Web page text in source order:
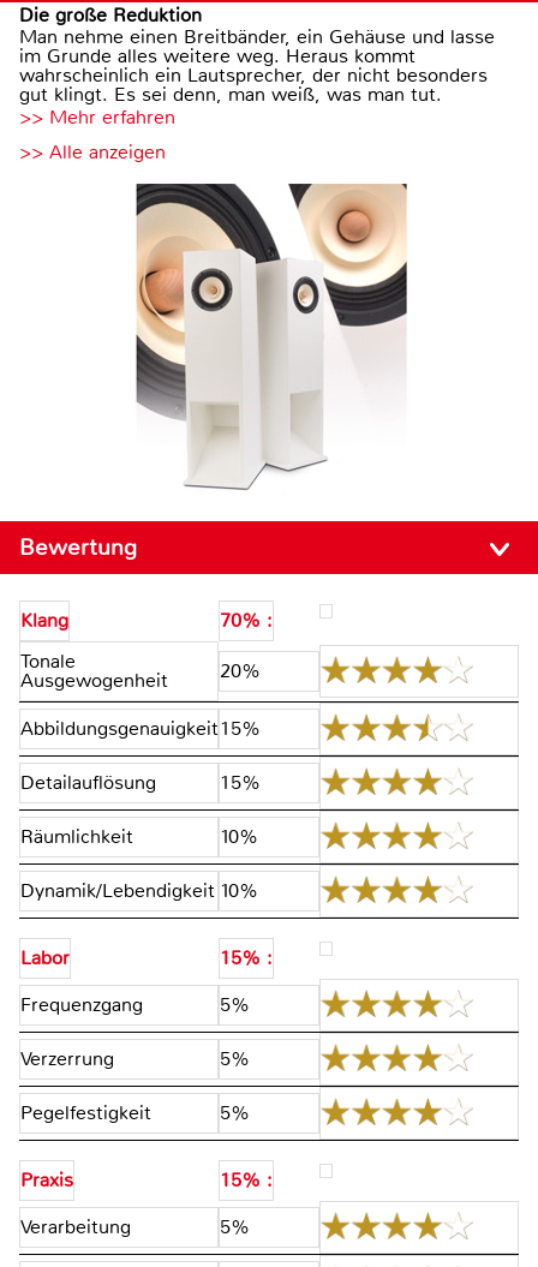
Die große Reduktion
Man nehme einen Breitbänder, ein Gehäuse und lasse
im Grunde alles weitere weg. Heraus kommt
wahrscheinlich ein Lautsprecher, der nicht besonders
gut klingt. Es sei denn, man weiß, was man tut.
>> Mehr erfahren
>> Alle anzeigen
Bewertung
Klang
70% :
Tonale
Ausgewogenheit 20%
Abbildungsgenauigkeit15%
Detailauflösung 15%
Räumlichkeit 10%
Dynamik/Lebendigkeit 10%
Labor
15% :
Frequenzgang
5%
Verzerrung 5%
Pegelfestigkeit 5%
Praxis
15% :
Verarbeitung
5%